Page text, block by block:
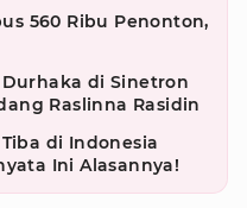
560 Ribu Penonton,
di Sinetron
Raslinna Rasidin
di Indonesia
Ini Alasannya!